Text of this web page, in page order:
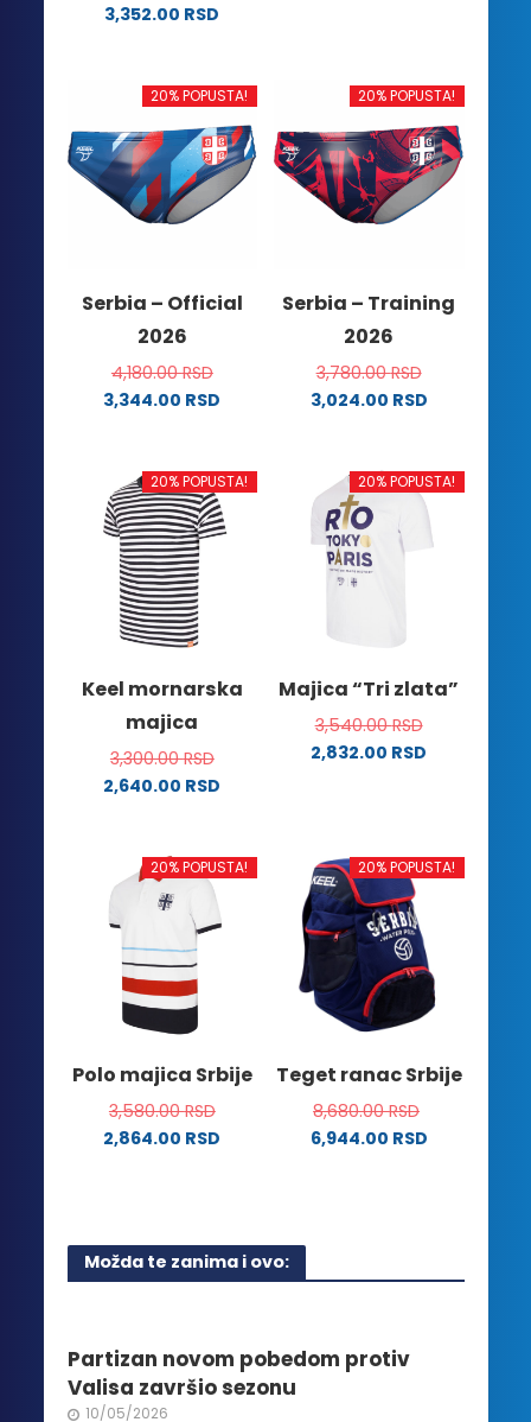
3,352.00 RSD
ima
varijanti.
Opcije
mogu
biti
stranici
proizvoda.
više
varijanti.
Opcije
mogu
biti
izabrane
proizvoda.
20% POPUSTA!
Serbia – Official
2026
4,180.00RSD
3,344.00 RSD
ima
više
varijanti.
Opcije
mogu
biti
izabrane
stranici
proizvoda.
20% POPUSTA!
Serbia – Training
2026
3,780.00RSD
3,024.00 RSD
ima
više
varijanti.
Opcije
izabrane
stranici
proizvoda.
20% POPUSTA!
Keel mornarska
majica
3,300.00RSD
2,640.00 RSD
ima
više
varijanti.
Opcije
mogu
biti
izabrane
stranici
proizvoda.
20% POPUSTA!
Majica “Tri zlata”
3,540.00RSD
2,832.00 RSD
više
varijanti.
Opcije
mogu
biti
izabrane
na
proizvoda.
20% POPUSTA!
Polo majica Srbije
3,580.00RSD
2,864.00 RSD
više
varijanti.
biti
izabrane
na
20% POPUSTA!
Teget ranac Srbije
8,680.00RSD
6,944.00 RSD
Možda te zanima i ovo:
Partizan novom pobedom protiv
Valisa završio sezonu
10/05/2026